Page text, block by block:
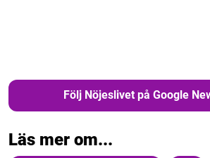
Följ Nöjeslivet på Google
Läs mer om...